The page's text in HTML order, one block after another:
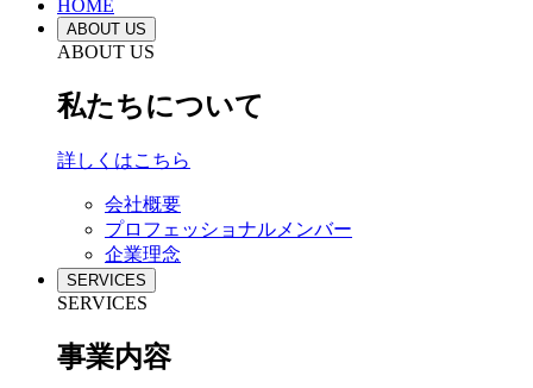
HOME
ABOUT US
ABOUT US
私たちについて
詳しくはこちら
会社概要
プロフェッショナルメンバー
企業理念
SERVICES
SERVICES
事業内容